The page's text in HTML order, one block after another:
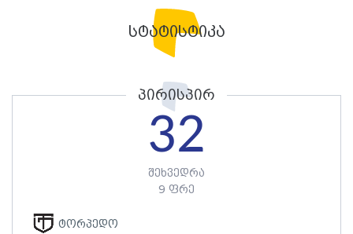
სტატისტიკა
პირისპირ
ტორპედო
32
შეხვედრა
9 ფრე